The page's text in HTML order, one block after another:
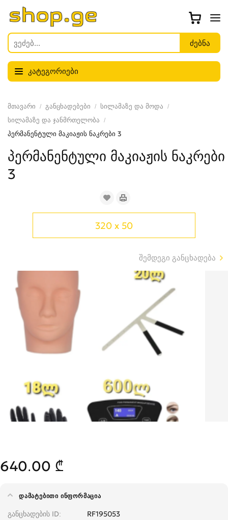
კატეგორიები
მთავარი განცხადებები
სილამაზე და მოდა
სილამაზე და ჯანმრთელობა
პერმანენტული მაკიაჟის ნაკრები 3
პერმანენტული მაკიაჟის ნაკრები
3
320 x 50
შემდეგი განცხადება
640.00 ₾
ᲓᲐᲛᲐᲢᲔᲑᲘᲗᲘ ᲘᲜᲤᲝᲠᲛᲐᲪᲘᲐ
განცხადების ID
RF195053